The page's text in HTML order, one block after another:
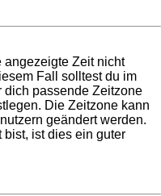
angezeigte Zeit nicht
Fall solltest du im
dich passende Zeitzone
Die Zeitzone kann
geändert werden.
ist dies ein guter